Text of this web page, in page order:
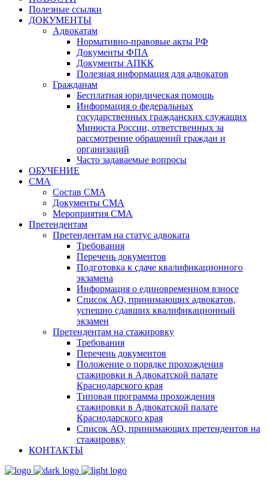
Полезные ссылки
ДОКУМЕНТЫ
Адвокатам
Нормативно-правовые акты РФ
Документы ФПА
Документы АПКК
Полезная информация для адвокатов
Гражданам
Бесплатная юридическая помощь
Информация о федеральных
государственных гражданских служащих
Минюста России, ответственных за
рассмотрение обращений граждан и
организаций
Часто задаваемые вопросы
ОБУЧЕНИЕ
СМА
Состав СМА
Документы СМА
Мероприятия СМА
Претендентам
Претендентам на статус адвоката
Требования
Перечень документов
Подготовка к сдаче квалификационного
экзамена
Информация о единовременном взносе
Список АО, принимающих адвокатов,
успешно сдавших квалификационный
экзамен
Претендентам на стажировку
Требования
Перечень документов
Положение о порядке прохождения
стажировки в Адвокатской палате
Краснодарского края
Типовая программа прохождения
стажировки в Адвокатской палате
Краснодарского края
Список АО, принимающих претендентов на
стажировку
КОНТАКТЫ